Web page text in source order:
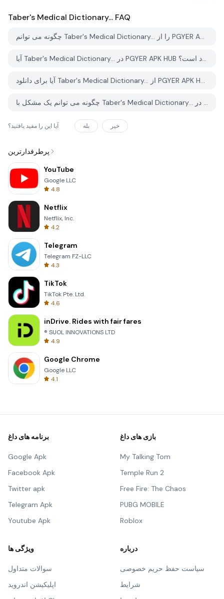
Taber's Medical Dictionary... FAQ
چگونه می توانم Taber's Medical Dictionary... را از PGYER APK HUB دانلود کنم؟
آیا Taber's Medical Dictionary... در PGYER APK HUB رایگان برای دانلود است؟
آیا برای دانلود Taber's Medical Dictionary... از PGYER APK HUB نیاز به حساب کاربری دارم؟
چگونه می توانم یک مشکل با Taber's Medical Dictionary... در PGYER APK HUB گزارش دهم؟
آیا این را مفید یافتید؟ بله خیر
پرطرفدارترین
YouTube
Google LLC
4.8
Netflix
Netflix, Inc.
4.2
Telegram
Telegram FZ-LLC
4.3
TikTok
TikTok Pte. Ltd.
4.6
inDrive. Rides with fair fares
® SUOL INNOVATIONS LTD
4.9
Google Chrome
Google LLC
4.1
برنامه های داغ
Google Apk
Facebook Apk
Twitter apk
Telegram Apk
Youtube Apk
بازی های داغ
My Talking Tom
Temple Run 2
Free Fire: The Chaos
PUBG MOBILE
Roblox
ویژگی ها
سوالات متداول
اپلیکیشن اندروید
درباره
سیاست حفظ حریم خصوصی
شرایط